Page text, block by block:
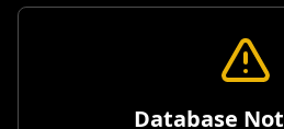
Database